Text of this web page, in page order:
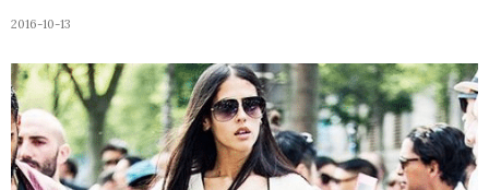
2016-10-13